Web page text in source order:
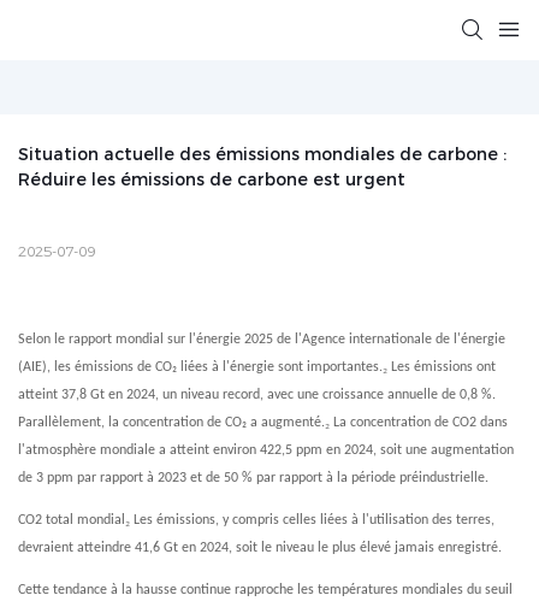
Situation actuelle des émissions mondiales de carbone :
Réduire les émissions de carbone est urgent
2025-07-09
Selon le rapport mondial sur l'énergie 2025 de l'Agence internationale de l'énergie
(AIE), les émissions de CO₂ liées à l'énergie sont importantes.₂ Les émissions ont
atteint 37,8 Gt en 2024, un niveau record, avec une croissance annuelle de 0,8 %.
Parallèlement, la concentration de CO₂ a augmenté.₂ La concentration de CO2 dans
l'atmosphère mondiale a atteint environ 422,5 ppm en 2024, soit une augmentation
de 3 ppm par rapport à 2023 et de 50 % par rapport à la période préindustrielle.
CO2 total mondial ₂ Les émissions, y compris celles liées à l'utilisation des terres,
devraient atteindre 41,6 Gt en 2024, soit le niveau le plus élevé jamais enregistré.
Cette tendance à la hausse continue rapproche les températures mondiales du seuil